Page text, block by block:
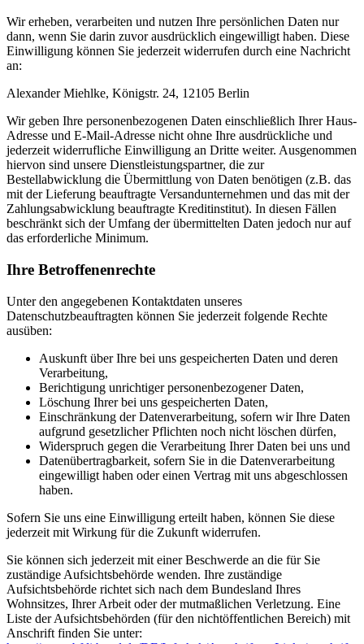
Wir erheben, verarbeiten und nutzen Ihre persönlichen Daten nur
dann, wenn Sie darin zuvor ausdrücklich eingewilligt haben. Diese
Einwilligung können Sie jederzeit widerrufen durch eine Nachricht
an:
Alexander Miehlke, Königstr. 24, 12105 Berlin
Wir geben Ihre personenbezogenen Daten einschließlich Ihrer Haus-
Adresse und E-Mail-Adresse nicht ohne Ihre ausdrückliche und
jederzeit widerrufliche Einwilligung an Dritte weiter. Ausgenommen
hiervon sind unsere Dienstleistungspartner, die zur
Bestellabwicklung die Übermittlung von Daten benötigen (z.B. das
mit der Lieferung beauftragte Versandunternehmen und das mit der
Zahlungsabwicklung beauftragte Kreditinstitut). In diesen Fällen
beschränkt sich der Umfang der übermittelten Daten jedoch nur auf
das erforderliche Minimum.
Ihre Betroffenenrechte
Unter den angegebenen Kontaktdaten unseres
Datenschutzbeauftragten können Sie jederzeit folgende Rechte
ausüben:
Auskunft über Ihre bei uns gespeicherten Daten und deren
Verarbeitung,
Berichtigung unrichtiger personenbezogener Daten,
Löschung Ihrer bei uns gespeicherten Daten,
Einschränkung der Datenverarbeitung, sofern wir Ihre Daten
aufgrund gesetzlicher Pflichten noch nicht löschen dürfen,
Widerspruch gegen die Verarbeitung Ihrer Daten bei uns und
Datenübertragbarkeit, sofern Sie in die Datenverarbeitung
eingewilligt haben oder einen Vertrag mit uns abgeschlossen
haben.
Sofern Sie uns eine Einwilligung erteilt haben, können Sie diese
jederzeit mit Wirkung für die Zukunft widerrufen.
Sie können sich jederzeit mit einer Beschwerde an die für Sie
zuständige Aufsichtsbehörde wenden. Ihre zuständige
Aufsichtsbehörde richtet sich nach dem Bundesland Ihres
Wohnsitzes, Ihrer Arbeit oder der mutmaßlichen Verletzung. Eine
Liste der Aufsichtsbehörden (für den nichtöffentlichen Bereich) mit
Anschrift finden Sie unter: